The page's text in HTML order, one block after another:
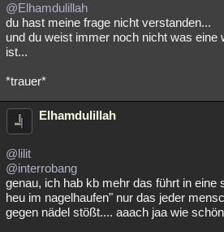
@Elhamdulillah
du hast meine frage nicht verstanden...
und du weist immer noch nicht was eine
ist...
*trauer*
Elhamdulillah
@lilit
@interrobang
genau, ich hab kb mehr das führt in eine
heu im nagelhaufen" nur das jeder
gegen nädel stößt.... aaach jaa wie